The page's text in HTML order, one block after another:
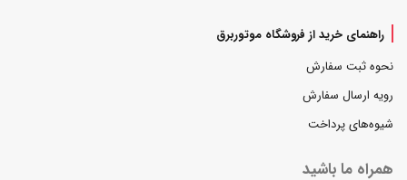
راهنمای خرید از فروشگاه موتوربرق
نحوه ثبت سفارش
رویه ارسال سفارش
شیوه‌های پرداخت
همراه ما باشید